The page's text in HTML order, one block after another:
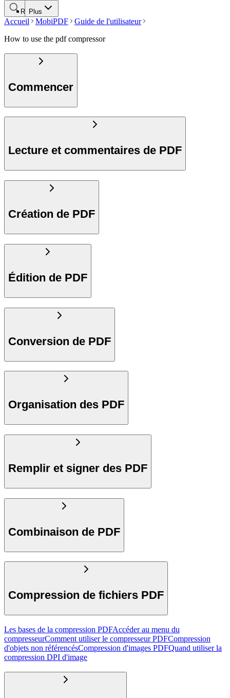
Plus
Rechercher
Accueil MobiPDF
Guide de l'utilisateur
How to use the pdf compressor
Commencer
Lecture et commentaires de PDF
Création de PDF
Édition de PDF
Conversion de PDF
Organisation des PDF
Remplir et signer des PDF
Combinaison de PDF
Compression de fichiers PDF
Les bases de la compression PDFAccéder au menu du
compresseurComment utiliser le compresseur PDFCompression
d'objets non référencésCompression d'images PDFQuand utiliser la
compression DPI d'image